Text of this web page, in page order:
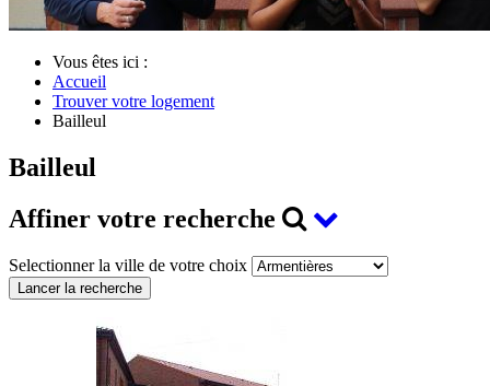
Vous êtes ici :
Accueil
Trouver votre logement
Bailleul
Bailleul
Affiner votre recherche
Selectionner la ville de votre choix